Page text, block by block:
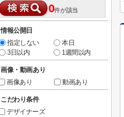
0件が該当
情報公開日
指定しない
本日
3日以内
1週間以内
画像・動画あり
画像あり
動画あり
こだわり条件
デザイナーズ